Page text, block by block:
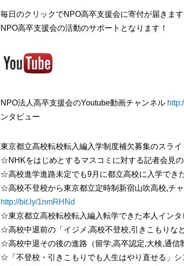
毎日のクリックでNPO高卒支援会に寄付が届きま
NPO高卒支援会の活動のサポートとなります！
NPO法人高卒支援会のYoutube動画チャンネル
ンタビュー
東京都立高校転校転入編入学制度補欠募集のスライ
☆NHKをはじめとするマスコミに対する記者会見
☆高校進学進路未定でも9月に都立高校に入学でき
☆高校不登校から東京都立定時制新宿山吹高校,チ
http://bit.ly/1nmRHNd
☆東京都立高校転校転入編入転学できた本人インタ
☆高校中退前の「イジメ,高校不登校,引きこもりな
☆高校中退その後の進路（留学,高卒認定,大検,通信
☆「不登校・引きこもりでも人生はやり直せる」シ